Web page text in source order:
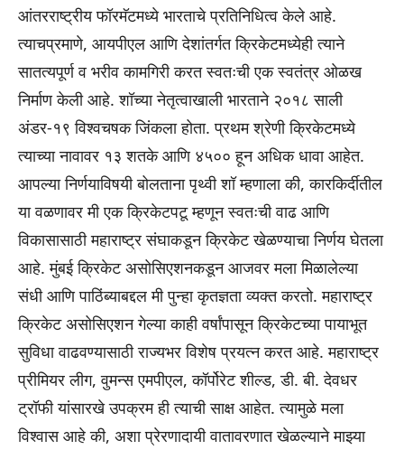
आंतरराष्ट्रीय फॉरमॅटमध्ये भारताचे प्रतिनिधित्व केले आहे.
त्याचप्रमाणे, आयपीएल आणि देशांतर्गत क्रिकेटमध्येही त्याने
सातत्यपूर्ण व भरीव कामगिरी करत स्वतःची एक स्वतंत्र ओळख
निर्माण केली आहे. शॉच्या नेतृत्वाखाली भारताने २०१८ साली
अंडर-१९ विश्वचषक जिंकला होता. प्रथम श्रेणी क्रिकेटमध्ये
त्याच्या नावावर १३ शतके आणि ४५०० हून अधिक धावा आहेत.
आपल्या निर्णयाविषयी बोलताना पृथ्वी शॉ म्हणाला की, कारकिर्दीतील
या वळणावर मी एक क्रिकेटपटू म्हणून स्वतःची वाढ आणि
विकासासाठी महाराष्ट्र संघाकडून क्रिकेट खेळण्याचा निर्णय घेतला
आहे. मुंबई क्रिकेट असोसिएशनकडून आजवर मला मिळालेल्या
संधी आणि पाठिंब्याबद्दल मी पुन्हा कृतज्ञता व्यक्त करतो. महाराष्ट्र
क्रिकेट असोसिएशन गेल्या काही वर्षांपासून क्रिकेटच्या पायाभूत
सुविधा वाढवण्यासाठी राज्यभर विशेष प्रयत्न करत आहे. महाराष्ट्र
प्रीमियर लीग, वुमन्स एमपीएल, कॉर्पोरेट शील्ड, डी. बी. देवधर
ट्रॉफी यांसारखे उपक्रम ही त्याची साक्ष आहेत. त्यामुळे मला
विश्वास आहे की, अशा प्रेरणादायी वातावरणात खेळल्याने माझ्या